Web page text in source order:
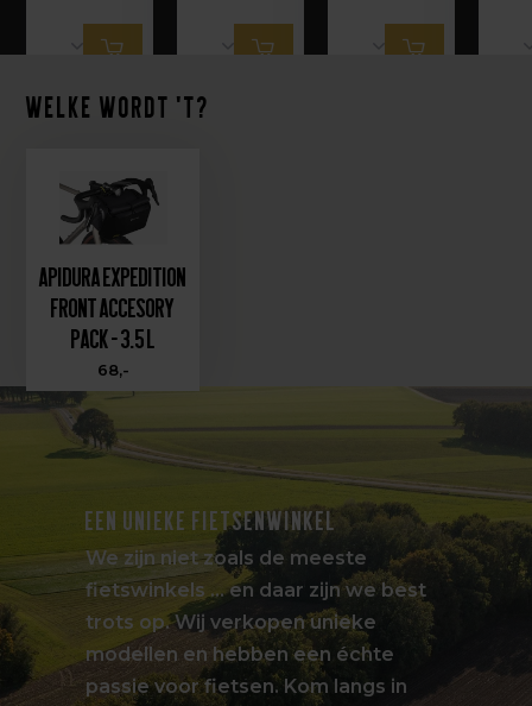
Welke wordt 't?
Apidura Expedition
Front Accesory
Pack - 3.5 L
68,-
EEN UNIEKE FIETSENWINKEL
We zijn niet zoals de meeste
fietswinkels … en daar zijn we best
trots op. Wij verkopen unieke
modellen en hebben een échte
passie voor fietsen. Kom langs in